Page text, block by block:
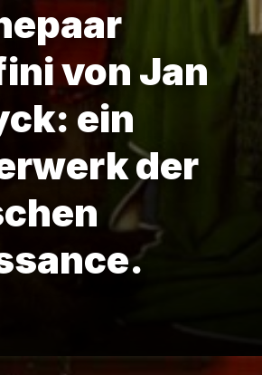
von Jan
ein
der